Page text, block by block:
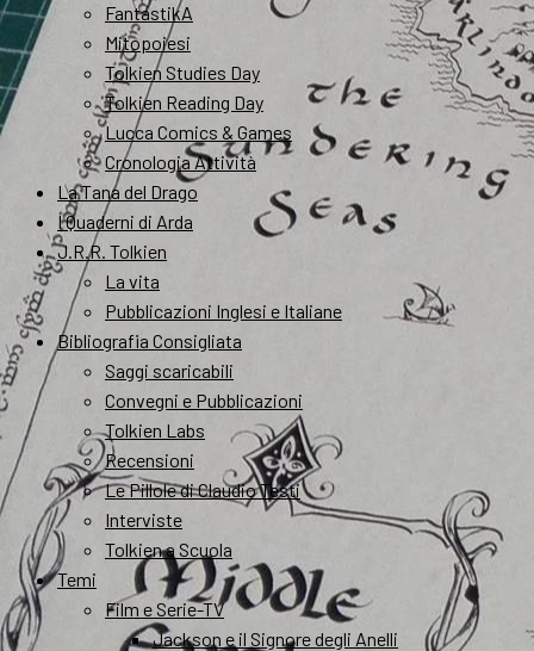
FantastikA
Mitopoiesi
Tolkien Studies Day
Tolkien Reading Day
Lucca Comics & Games
Cronologia Attività
La Tana del Drago
I Quaderni di Arda
J.R.R. Tolkien
La vita
Pubblicazioni Inglesi e Italiane
Bibliografia Consigliata
Saggi scaricabili
Convegni e Pubblicazioni
Tolkien Labs
Recensioni
Le Pillole di Claudio Testi
Interviste
Tolkien a Scuola
Temi
Film e Serie-TV
Jackson e il Signore degli Anelli